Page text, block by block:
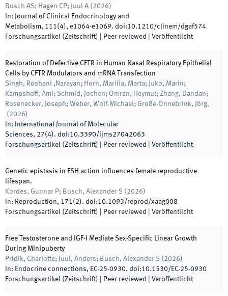
Busch AS; Hagen CP; Juul A ( 2026)
In: Journal of Clinical Endocrinology and
Metabolism, 111(4), e1064-e1069. doi:10.1210/clinem/dgaf574
Forschungsartikel (Zeitschrift) | Peer reviewed Veröffentlicht
Restoration of Defective CFTR in Human Nasal Respiratory Epithelial
Cells by CFTR Modulators and mRNA Transfection
Singh, Roshani ,Narayan; Horn, Marilia, Marta; Juko, Marin;
Kampshoff, Ami; Schmid, Jochen; Omran, Heymut; Zhang, Dandan;
Rosenecker, Joseph; Weber, Wolf-Michael; Große-Onnebrink, Jörg,
( 2026)
In:
International Journal of Molecular
Sciences, 27(4). doi:10.3390/ijms27042063
Forschungsartikel (Zeitschrift) | Peer reviewed Veröffentlicht
Genetic epistasis in FSH action influences female reproductive
lifespan.
Kordes, Gunnar P; Busch, Alexander S ( 2026)
In: Reproduction, 171(2). doi:10.1093/reprod/xaag008
Forschungsartikel (Zeitschrift) | Peer reviewed Veröffentlicht
Free Testosterone and IGF-I Mediate Sex-Specific Linear Growth
During Minipuberty
Pridik, Charlotte; Juul, Anders; Busch, Alexander S ( 2026)
In: Endocrine connections, EC-25-0930. doi:10.1530/EC-25-0930
Forschungsartikel (Zeitschrift) | Peer reviewed Veröffentlicht